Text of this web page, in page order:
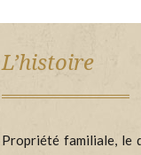
L’histoire
Propriété familiale, le